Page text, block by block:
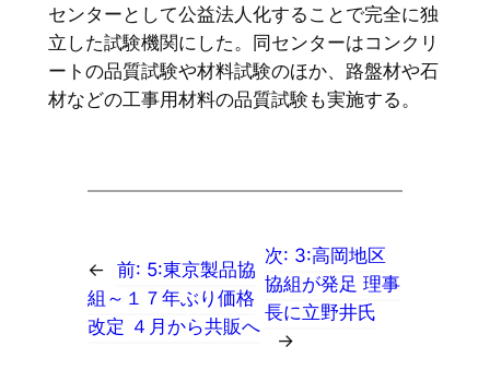
センターとして公益法人化することで完全に独
立した試験機関にした。同センターはコンクリ
ートの品質試験や材料試験のほか、路盤材や石
材などの工事用材料の品質試験も実施する。
← 前: 5:東京製品協
組～１７年ぶり価格
改定 ４月から共販へ
次: 3:高岡地区
協組が発足 理事
長に立野井氏
→